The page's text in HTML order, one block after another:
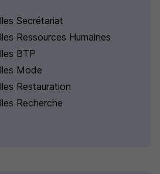
Secrétariat
Ressources Humaines
BTP
Mode
Restauration
Recherche